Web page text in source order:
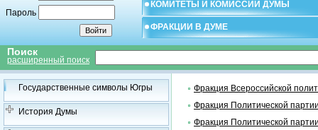
Пароль
КОМИТЕТЫ И КОМИССИИ ДУМЫ
ФРАКЦИИ В ДУМЕ
Поиск
расширенный поиск
Государственные символы Югры
История Думы
Фракция Всероссийской
Фракция Политической
Фракция Политической